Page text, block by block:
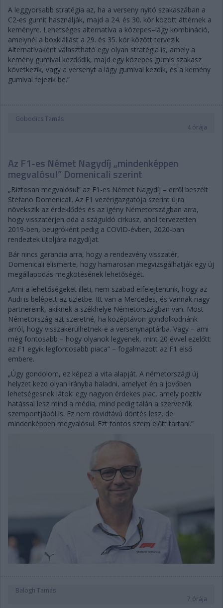
A leggyorsabb stratégia az, ha a verseny nyitó szakaszában a
C2-es gumit használják, majd a 24. és 30. kör között áttérnek a
keményre. Lehetséges alternatíva a közepes–lágy kombináció,
amelynél a boxkiállást a 29. és 35. kör között tervezik.
Alternatívaként választható egy olyan stratégia is, amely a
kemény gumival kezdődik, majd egy közepes gumis szakasz
következik, vagy a versenyt a lágy gumival kezdik, és a kemény
gumival fejezik be.”
Gobodics Tamás
4 órája
Az F1-es Német Nagydíj „mindenképpen
megvalósul” Domenicali szerint
„Biztosan megvalósul” az F1-es Német Nagydíj – erről beszélt
Stefano Domenicali. Az F1 vezérigazgatója szerint újra
növekszik az érdeklődés és az igény Németországban arra,
hogy visszatérjen oda a száguldó cirkusz, ahol tervezetten
2019-ben, beugróként pedig a COVID-évben, 2020-ban
rendeztek utoljára nagydíjat.
Bár nincs garancia arra, hogy a rendezvény visszatér,
Domenicali elismerte, hogy hamarosan megvizsgálhatják egy új
megállapodás megkötésének lehetőségét.
„Ami a lehetőségeket illeti, nem szabad elfelejtenünk, hogy az
Audi is belépett az üzletbe. Itt van a Mercedes, és vannak nagy
partnereink, akiknek a székhelye Németországban van. Most
Németország azt szeretné, ha középtávon gondolkodnánk
arról, hogy visszakerülhetnek-e a versenynaptárba. Vagy – ami
még fontosabb – hogy olyanok legyenek, mint 20 évvel ezelőtt:
az F1 egyik legfontosabb piaca” – fogalmazott az F1 első
embere.
„Úgy gondolom, ez képezi a vita alapját. A németországi új
helyzet kezd olyan irányba haladni, amelyet én a jövőben
lehetségesnek látok: egy nagyon érdekes piac, amely pozitív
hatással lesz mind a média, mind pedig talán a szervezők
szempontjából is. Ez nem rövidtávú döntés lesz, de
mindenképpen megvalósul. Ezt fontos szem előtt tartani.”
Balogh Tamás
7 órája